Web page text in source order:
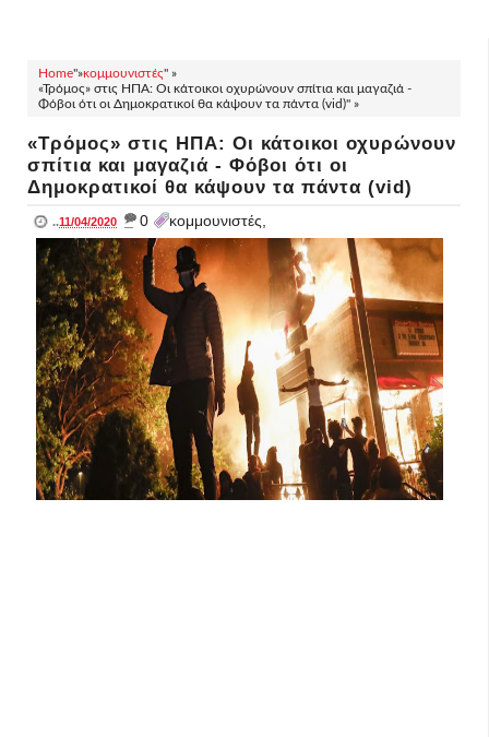
Home"»κομμουνιστές" »
«Τρόμος» στις ΗΠΑ: Οι κάτοικοι οχυρώνουν σπίτια και μαγαζιά -
Φόβοι ότι οι Δημοκρατικοί θα κάψουν τα πάντα (vid)" »
«Τρόμος» στις ΗΠΑ: Οι κάτοικοι οχυρώνουν
σπίτια και μαγαζιά - Φόβοι ότι οι
Δημοκρατικοί θα κάψουν τα πάντα (vid)
..11/04/2020 _ 0 κομμουνιστές,